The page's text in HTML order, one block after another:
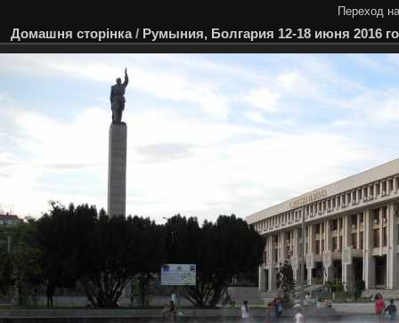
Переход
Домашня сторінка/ Румыния, Болгария 12-18 июня 2016